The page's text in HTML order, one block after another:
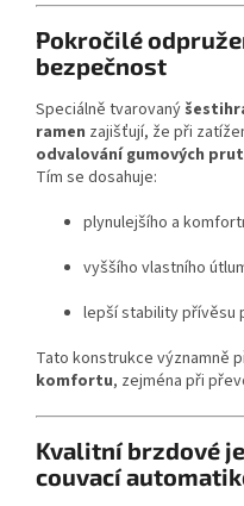
Pokročilé
bezpečnost
Speciálně tvarovaný
ramen zajišťují, že při
odvalování gumových
Tím se dosahuje:
plynulejšího a
vyššího vlastního
lepší stability přívěsu
Tato konstrukce významně
komfortu, zejména při
Kvalitní brzdové
couvací